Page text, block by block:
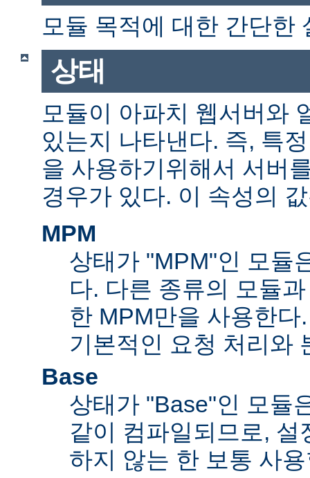
모듈 목적에 대한 간단한
상태
모듈이 아파치 웹서버와
있는지 나타낸다. 즉, 특
을 사용하기위해서 서버
경우가 있다. 이 속성의
MPM
상태가 "MPM"인 모듈
다. 다른 종류의 모듈
한 MPM만을 사용한
기본적인 요청 처리와
Base
상태가 "Base"인 모듈
같이 컴파일되므로,
하지 않는 한 보통 사